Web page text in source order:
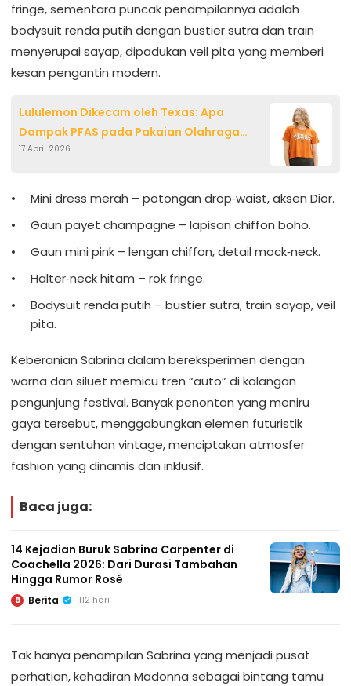
fringe, sementara puncak penampilannya adalah
bodysuit renda putih dengan bustier sutra dan train
menyerupai sayap, dipadukan veil pita yang memberi
kesan pengantin modern.
Lululemon Dikecam oleh Texas: Apa
Dampak PFAS pada Pakaian Olahraga
Anda?
17 April 2026
Mini dress merah – potongan drop‑waist, aksen Dior.
Gaun payet champagne – lapisan chiffon boho.
Gaun mini pink – lengan chiffon, detail mock‑neck.
Halter‑neck hitam – rok fringe.
Bodysuit renda putih – bustier sutra, train sayap, veil
pita.
Keberanian Sabrina dalam bereksperimen dengan
warna dan siluet memicu tren “auto” di kalangan
pengunjung festival. Banyak penonton yang meniru
gaya tersebut, menggabungkan elemen futuristik
dengan sentuhan vintage, menciptakan atmosfer
fashion yang dinamis dan inklusif.
Baca juga:
14 Kejadian Buruk Sabrina Carpenter di
Coachella 2026: Dari Durasi Tambahan
Hingga Rumor Rosé
B Berita 112 hari
Tak hanya penampilan Sabrina yang menjadi pusat
perhatian, kehadiran Madonna sebagai bintang tamu